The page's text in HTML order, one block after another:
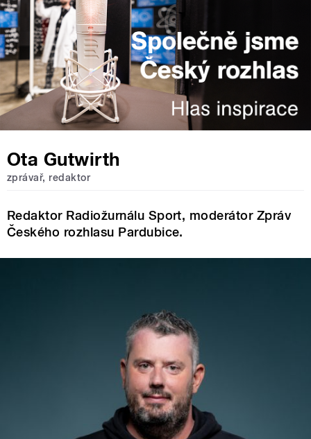
Ota Gutwirth
zprávař, redaktor
Redaktor Radiožurnálu Sport, moderátor Zpráv
Českého rozhlasu Pardubice.